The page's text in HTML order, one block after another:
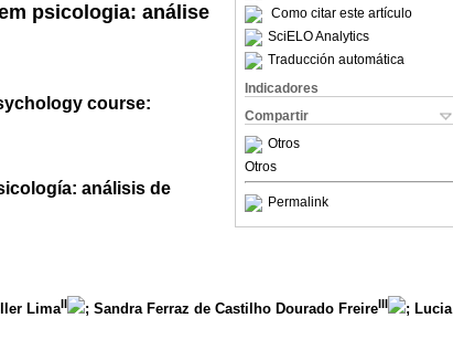
Como citar este artículo
SciELO Analytics
Traducción automática
Indicadores
Compartir
Otros
Otros
Permalink
psicologia: análise
course:
análisis de
LimaII ; Sandra Ferraz de Castilho Dourado FreireIII
; Lucia